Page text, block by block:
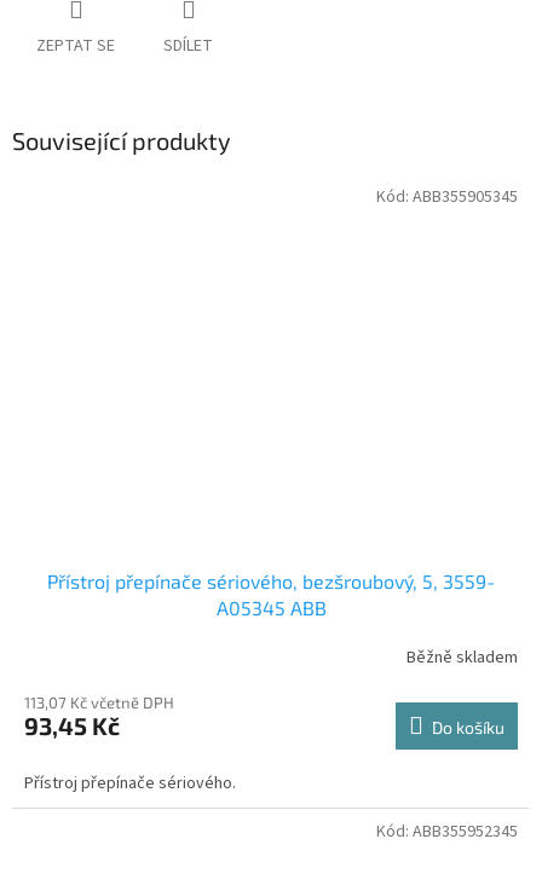
ZEPTAT SE SDÍLET
Související produkty
Přístroj přepínače sériového, bezšroubový, 5, 3559-
A05345 ABB
Běžně skladem
113,07 Kč včetně DPH
93,45 Kč Do košíku
Přístroj přepínače sériového.
Kód: ABB355905345
Kód: ABB355952345